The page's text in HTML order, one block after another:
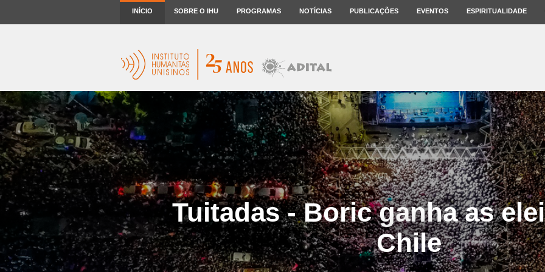
INÍCIO SOBRE O IHU PROGRAMAS NOTÍCIAS PUBLICAÇÕES EVENTOS ESPIRITUALIDADE
Tuitadas - Boric ganha as
Chile